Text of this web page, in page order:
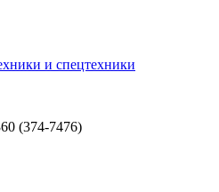
и спецтехники
(374-7476)